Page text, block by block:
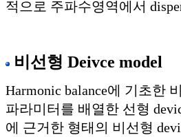
적으로 주파수영역에서
비선형 Deivce model
Harmonic balance에 기초한
파라미터를 배열한 선형
에 근거한 형태의 비선형